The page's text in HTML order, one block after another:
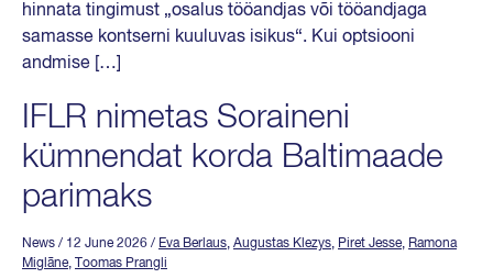
hinnata tingimust „osalus tööandjas või tööandjaga
samasse kontserni kuuluvas isikus“. Kui optsiooni
andmise […]
IFLR nimetas Soraineni
kümnendat korda Baltimaade
parimaks
News / 12 June 2026 / Eva Berlaus, Augustas Klezys, Piret Jesse, Ramona
Miglāne, Toomas Prangli